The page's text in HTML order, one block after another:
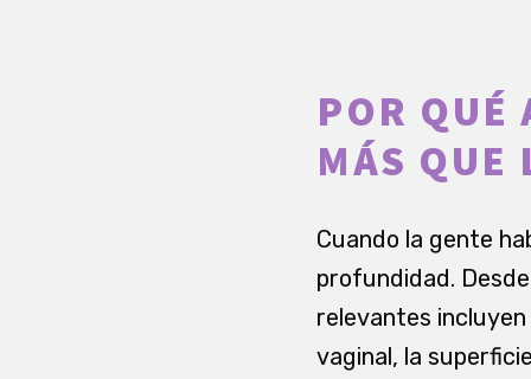
POR
MÁS QUE
Cuando la gente
profundidad.
relevantes
vaginal, la